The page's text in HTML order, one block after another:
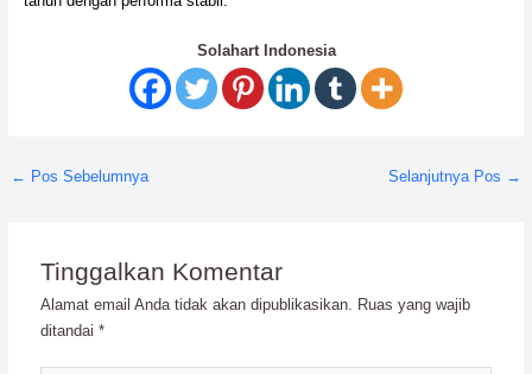
Solahart Indonesia
← Pos Sebelumnya Selanjutnya Pos →
Tinggalkan Komentar
Alamat email Anda tidak akan dipublikasikan. Ruas yang wajib
ditandai*